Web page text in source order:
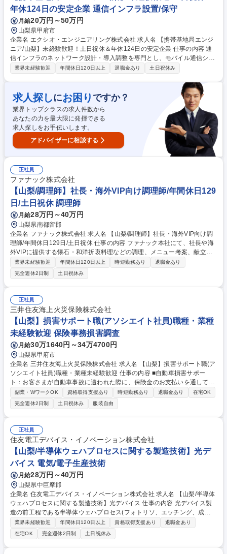
年休124日の安定企業 通信インフラ設置/保守
月給20万円～50万円
山梨県甲府市
企業名 エクシオ・エンジニアリング株式会社 求人名 【携帯基地局エンジ
ニア/山梨】未経験歓迎！土日祝休＆年休124日の安定企業 仕事の内容 通
信インフラのネットワーク設計・導入調整を専門とし、モバイル通信シス
テム分野にて携帯電話基地局の開設手配から保守まで一貫して担当しま
システム設計・各種導入調整、運用開始後の保守・メンテナンス■災害時
の安全確保や通信インフラの早期復旧対応（手配やシステム復旧等）。社
会インフラを支えるやりがいのある仕事です。未経験からでも先輩社員が
丁寧に育成するため、専門的な知識と技術を確実に身につけられます。
【業務内容の変更範囲】当社の指定する業務 募集職種 【携帯基地局エン
ジニア/山梨】未経験歓迎！土日祝休＆年休124日の安定企業
業界未経験歓迎 年間休日120日以上 退職金あり 土日祝休み
求人探しにお困り ですか？
業界トップクラスの求人件数から
あなたの力を最大限に発揮できる
求人探しをお手伝いします。
アドバイザーに相談する
正社員
ファナック株式会社
【山梨/調理師】社長・海外VIP向け調理師/年間休日129
日/土日祝休 調理師
月給28万円～40万円
山梨県南都留郡
企業名 ファナック株式会社 求人名 【山梨/調理師】社長・海外VIP向け調
理師/年間休日129日/土日祝休 仕事の内容 ファナック本社にて、社長や海
外VIPに提供する懐石・和洋折衷料理などの調理、メニュー考案、献立作
成、食材仕入れ、器の管理まで一貫してご担当いただきます。山梨の旬の
食材を活用し創意工夫を発揮できます。 【業務詳細】朝食・夕食の会食料
理（週2～3回、6～7品）、昼食のお弁当（1日10～20食）、立食パーティ
（最大80名）等の調理全般をお任せします。お客様ごとにメニューを変
え、和食・洋食の担当が連携し一皿を創り上げます。朝食時は7時出社、
夕食時は21時退社等変動はありますが、土日祝休みで年休129日とワーク
ライフバランスは抜群です。名門料亭出身等の料理長経験者と共にハイレ
ベルな環境で働けます。 募集職種 【山梨/調理師】社長・海外VIP向け調
理師/年間休日129日/土日祝休
業界未経験歓迎 年間休日120日以上 時短勤務あり
退職金あり
完全週休2日制
土日祝休み
正社員
三井住友海上火災保険株式会社
【山梨】損害サポート職(アソシエイト社員)職種・業種
未経験歓迎 保険事務損害調査
月給30万1640円～34万4700円
山梨県甲府市
企業名 三井住友海上火災保険株式会社 求人名 【山梨】損害サポート職(ア
ソシエイト社員)職種・業種未経験歓迎 仕事の内容 ■自動車損害サポー
ト：お客さまが自動車事故に遭われた際に、保険金のお支払いを通して、
事故を解決していく仕事です。事故の解決まで弁護士 や医師などの専門家
と連携し、迅速かつ円満な解決に向けた高い品質の サービスを提供しま
す。※実務について入社後は過失割合の発生しない対物事故から担当頂き
ます。その後業務に慣れてきたら過失割合の発生する対物事故や適性等に
より対人事故を担当いただくこともあります。 ■火災・新種・傷病・海外
旅行損害サポート：火災、賠償責任、傷病など様々な保険種目について事
故対応を担当します。自然災害発生時は、迅速、丁寧な保険金のお支払い
を行うことで、被災地区の復興に貢献します。 募集職種 【山梨】損害サ
ポート職(アソシエイト社員)職種・業種未経験歓迎
副業・WワークOK 資格取得支援あり 時短勤務あり 退職金あり
在宅OK
完全週休2日制
土日祝休み 服装自由
正社員
住友電工デバイス・イノベーション株式会社
【山梨/半導体ウェハプロセスに関する製造技術】光デ
バイス 電気/電子生産技術
月給28万円～40万円
山梨県中巨摩郡
企業名 住友電工デバイス・イノベーション株式会社 求人名 【山梨/半導体
ウェハプロセスに関する製造技術】光デバイス 仕事の内容 光デバイス製
造の前工程である半導体ウェハプロセス(フォトリソ、エッチング、成膜
等)を担う製造技術エンジニア。化合物半導体ウェハに対する各種プロセ
ス技術の製造現場における技術リーダー。 ・半導体ウェハプロセス（フォ
トリソ、エッチング、成膜、CMP等）の製造技術開発 ・量産立ち上げ、
歩留まり改善、不具合対策 ・製造装置の改善・新規導入対応 ・プロセス
業界未経験歓迎 年間休日120日以上 資格取得支援あり
退職金あり
在宅OK
完全週休2日制 土日祝休み